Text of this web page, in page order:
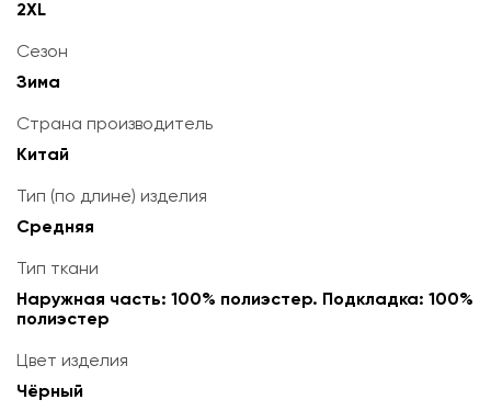
2XL
Сезон
Зима
Страна производитель
Китай
Тип (по длине) изделия
Средняя
Тип ткани
Наружная часть: 100% полиэстер. Подкладка: 100%
полиэстер
Цвет изделия
Чёрный